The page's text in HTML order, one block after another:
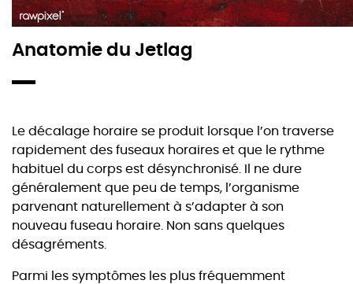
Anatomie du Jetlag
Le décalage horaire se produit lorsque l’on traverse
rapidement des fuseaux horaires et que le rythme
habituel du corps est désynchronisé. Il ne dure
généralement que peu de temps, l’organisme
parvenant naturellement à s’adapter à son
nouveau fuseau horaire. Non sans quelques
désagréments.
Parmi les symptômes les plus fréquemment